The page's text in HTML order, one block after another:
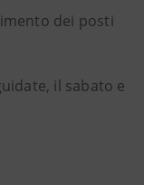
dei posti
il sabato e